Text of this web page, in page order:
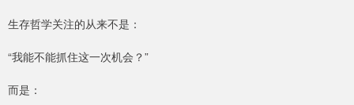
生存哲学关注的从来不是：
“我能不能抓住这一次机会？”
而是：